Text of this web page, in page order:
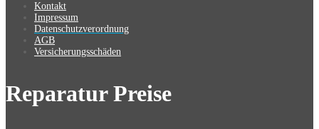
Kontakt
Impressum
Datenschutzverordnung
AGB
Versicherungsschäden
Reparatur Preise